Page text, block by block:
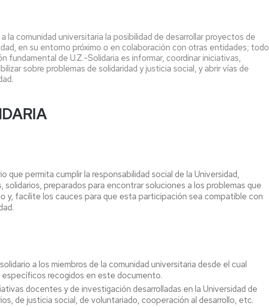
la comunidad universitaria la posibilidad de desarrollar proyectos de
en su entorno próximo o en colaboración con otras entidades; todo
fundamental de U.Z.-Solidaria es informar, coordinar iniciativas,
sobre problemas de solidaridad y justicia social, y abrir vías de
que permita cumplir la responsabilidad social de la Universidad,
preparados para encontrar soluciones a los problemas que
y, facilite los cauces para que esta participación sea compatible con
a los miembros de la comunidad universitaria desde el cual
recogidos en este documento.
docentes y de investigación desarrolladas en la Universidad de
de justicia social, de voluntariado, cooperación al desarrollo, etc.